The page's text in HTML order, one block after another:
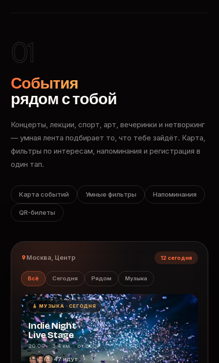
01
События
рядом с тобой
Концерты, лекции, спорт, арт, вечеринки и нетворкинг
— умная лента подбирает то, что тебе зайдёт. Карта,
фильтры по интересам, напоминания и регистрация в
один тап.
Карта событий Умные фильтры Напоминания
QR-билеты
Москва, Центр 12 сегодня
Всё Сегодня Рядом Музыка
🎸 МУЗЫКА · СЕГОДНЯ
Indie Night
Live Stage
20:00 · 3.4 км · от 800₽
47 идут